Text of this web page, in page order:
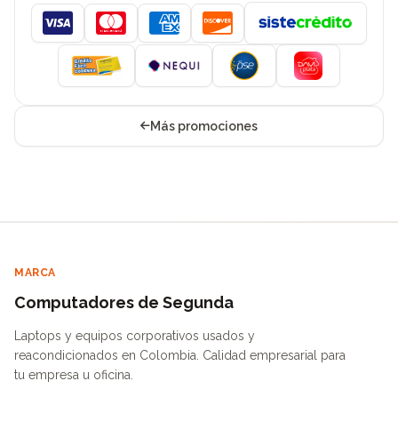
Visa MastercardAmerican Express
Discover
Más promociones
MARCA
Computadores de Segunda
Laptops y equipos corporativos usados y
reacondicionados en Colombia. Calidad empresarial para
tu empresa u oficina.